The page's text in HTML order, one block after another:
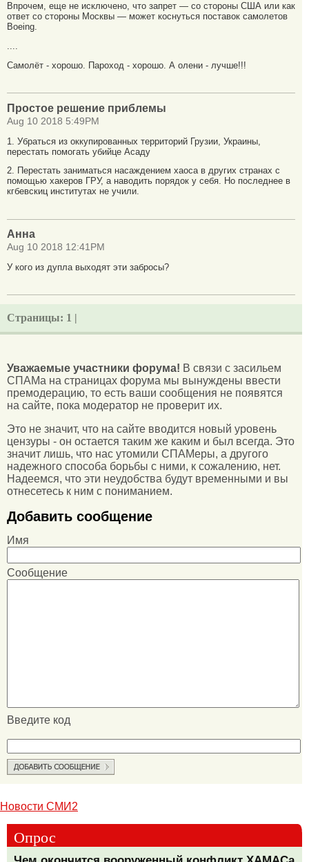
Впрочем, еще не исключено, что запрет — со стороны США или как
ответ со стороны Москвы — может коснуться поставок самолетов
Boeing.
....
Самолёт - хорошо. Пароход - хорошо. А олени - лучше!!!
Простое решение приблемы
Aug 10 2018 5:49PM
1. Убраться из оккупированных территорий Грузии, Украины,
перестать помогать убийце Асаду
2. Перестать заниматься насаждением хаоса в других странах с
помощью хакеров ГРУ, а наводить порядок у себя. Но последнее в
кгбевскиц институтах не учили.
Анна
Aug 10 2018 12:41PM
У кого из дупла выходят эти забросы?
Страницы: 1 |
Уважаемые участники форума! В связи с засильем
СПАМа на страницах форума мы вынуждены ввести
премодерацию, то есть ваши сообщения не появятся
на сайте, пока модератор не проверит их.
Это не значит, что на сайте вводится новый уровень
цензуры - он остается таким же каким и был всегда. Это
значит лишь, что нас утомили СПАМеры, а другого
надежного способа борьбы с ними, к сожалению, нет.
Надеемся, что эти неудобства будут временными и вы
отнесетесь к ним с пониманием.
Добавить сообщение
Имя
Сообщение
Введите код
Новости СМИ2
Опрос